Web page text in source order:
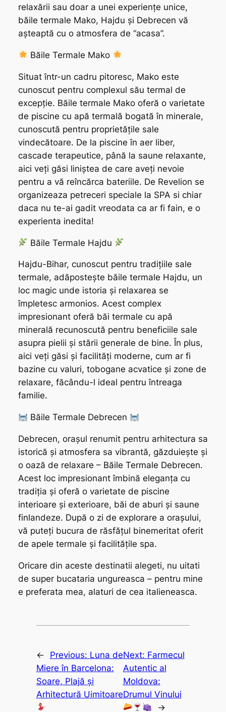
relaxării sau doar a unei experiențe unice,
băile termale Mako, Hajdu și Debrecen vă
așteaptă cu o atmosfera de “acasa”.
Băile Termale Mako
Situat într-un cadru pitoresc, Mako este
cunoscut pentru complexul său termal de
excepție. Băile termale Mako oferă o varietate
de piscine cu apă termală bogată în minerale,
cunoscută pentru proprietățile sale
vindecătoare. De la piscine în aer liber,
cascade terapeutice, până la saune relaxante,
aici veți găsi liniștea de care aveți nevoie
pentru a vă reîncărca bateriile. De Revelion se
organizeaza petreceri speciale la SPA si chiar
daca nu te-ai gadit vreodata ca ar fi fain, e o
experienta inedita!
Băile Termale Hajdu
Hajdu-Bihar, cunoscut pentru tradițiile sale
termale, adăpostește băile termale Hajdu, un
loc magic unde istoria și relaxarea se
împletesc armonios. Acest complex
impresionant oferă băi termale cu apă
minerală recunoscută pentru beneficiile sale
asupra pielii și stării generale de bine. În plus,
aici veți găsi și facilități moderne, cum ar fi
bazine cu valuri, tobogane acvatice și zone de
relaxare, făcându-l ideal pentru întreaga
familie.
Băile Termale Debrecen
Debrecen, orașul renumit pentru arhitectura sa
istorică și atmosfera sa vibrantă, găzduiește și
o oază de relaxare – Băile Termale Debrecen.
Acest loc impresionant îmbină eleganța cu
tradiția și oferă o varietate de piscine
interioare și exterioare, băi de aburi și saune
finlandeze. După o zi de explorare a orașului,
vă puteți bucura de răsfățul binemeritat oferit
de apele termale și facilitățile spa.
Oricare din aceste destinatii alegeti, nu uitati
de super bucataria ungureasca – pentru mine
e preferata mea, alaturi de cea italieneasca.
← Previous: Luna de
Miere în Barcelona:
Soare, Plajă și
Arhitectură Uimitoare
Next: Farmecul
Autentic al
Moldova:
Drumul Vinului
→